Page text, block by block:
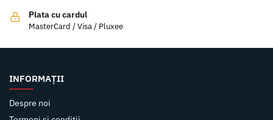
Plata cu cardul
MasterCard / Visa / Pluxee
INFORMAȚII
Despre noi